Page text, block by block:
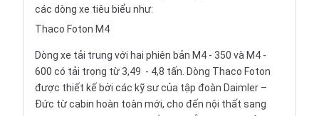
các dòng xe tiêu biểu như:
Thaco Foton M4
Dòng xe tải trung với hai phiên bản M4 - 350 và M4 -
600 có tải trọng từ 3,49 - 4,8 tấn. Dòng Thaco Foton
được thiết kế bởi các kỹ sư của tập đoàn Daimler –
Đức từ cabin hoàn toàn mới, cho đến nội thất sang